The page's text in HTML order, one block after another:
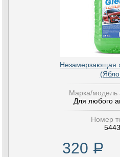
Незамерзающая
Марка/модель
Для любого
Номер
320 Р